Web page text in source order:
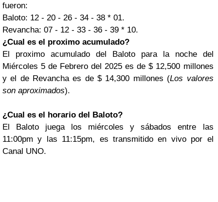
fueron:
Baloto: 12 - 20 - 26 - 34 - 38 * 01.
Revancha: 07 - 12 - 33 - 36 - 39 * 10.
¿Cual es el proximo acumulado?
El proximo acumulado del Baloto para la noche del
Miércoles 5 de Febrero del 2025 es de $ 12,500 millones
y el de Revancha es de $ 14,300 millones (Los valores
son aproximados).
¿Cual es el horario del Baloto?
El Baloto juega los miércoles y sábados entre las
11:00pm y las 11:15pm, es transmitido en vivo por el
Canal UNO.